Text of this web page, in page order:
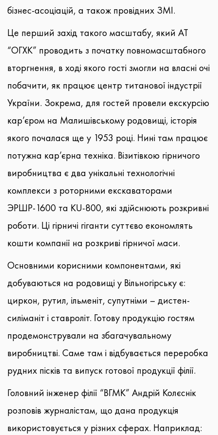
бізнес-асоціацій, а також провідних ЗМІ.
Це перший захід такого масштабу, який АТ
“ОГХК” проводить з початку повномасштабного
вторгнення, в ході якого гості змогли на власні очі
побачити, як працює центр титанової індустрії
України. Зокрема, для гостей провели екскурсію
кар’єром на Малишівському родовищі, історія
якого почалася ще у 1953 році. Нині там працює
потужна кар’єрна техніка. Візитівкою гірничого
виробництва є два унікальні технологічні
комплекси з роторними екскаваторами
ЭРШР-1600 та КU-800, які здійснюють розкривні
роботи. Ці гірничі гіганти суттєво економлять
кошти компанії на розкриві гірничої маси.
Основними корисними компонентами, які
добуваються на родовищі у Вільногірську є:
циркон, рутил, ільменіт, супутніми – дистен-
силіманіт і ставроліт. Готову продукцію гостям
продемонстрували на збагачувальному
виробництві. Саме там і відбувається переробка
рудних пісків та випуск готової продукції філії.
Головний інженер філії “ВГМК” Андрій Колєснік
розповів журналістам, що дана продукція
використовується у різних сферах. Наприклад: